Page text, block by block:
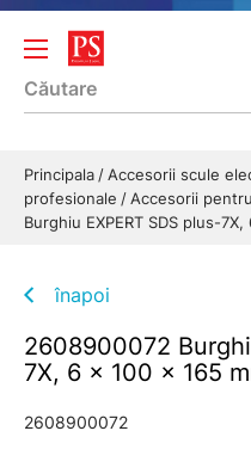
Principala Accesorii scule
profesionale
Accesorii
Burghiu EXPERT SDS plus-
înapoi
2608900072
7X, 6 x 100 x 165
2608900072